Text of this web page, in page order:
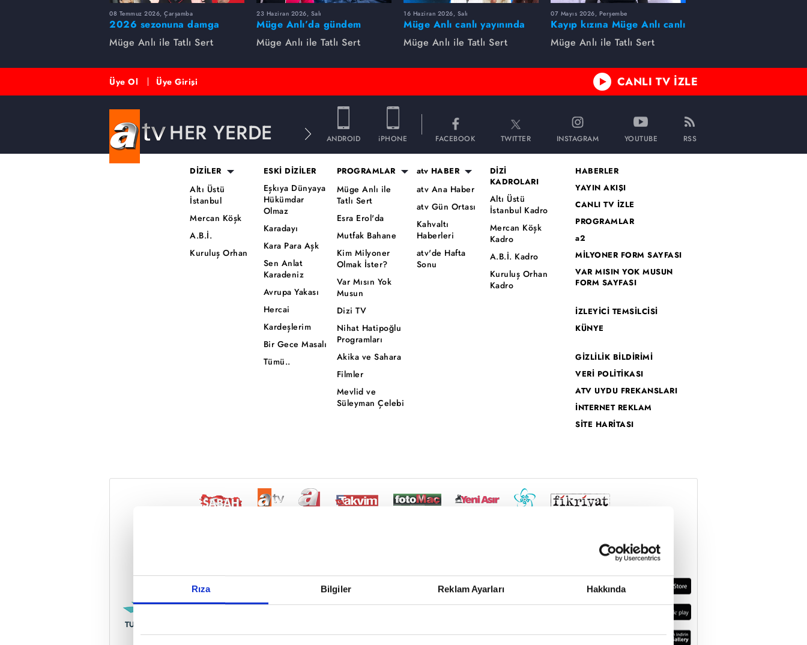
Rıza Bilgiler Reklam Ayarları Hakkında
Reddet
08 Temmuz 2026, Çarşamba
2026 sezonuna damga
vuran 5 Müge Anlı
dosyası...
Müge Anlı ile Tatlı Sert
23 Haziran 2026, Salı
Müge Anlı’da gündem
sarsıldı! Kayıp dosyaları ve
aile ihanetleri herkesi şoke
Müge Anlı ile Tatlı Sert
16 Haziran 2026, Salı
Müge Anlı canlı yayınında
dikkat çeken gelişmeler
yaşandı. Kayıp,
Müge Anlı ile Tatlı Sert
07 Mayıs 2026, Perşembe
Kayıp kızına Müge Anlı canlı
yayında kavuştu
Müge Anlı ile Tatlı Sert
Üye Ol Üye Girişi CANLI TV İZLE
HER YERDE ANDROID iPHONE FACEBOOK TWITTER INSTAGRAM YOUTUBE RSS
DİZİLER
Altı Üstü
İstanbul
Mercan Köşk
A.B.İ.
Kuruluş Orhan
ESKİ DİZİLER
Eşkıya Dünyaya
Hükümdar
Olmaz
Karadayı
Kara Para Aşk
Sen Anlat
Karadeniz
Avrupa Yakası
Hercai
Kardeşlerim
Bir Gece Masalı
Tümü..
PROGRAMLAR
Müge Anlı ile
Tatlı Sert
Esra Erol'da
Mutfak Bahane
Kim Milyoner
Olmak İster?
Var Mısın Yok
Musun
Dizi TV
Nihat Hatipoğlu
Programları
Akika ve Sahara
Filmler
Mevlid ve
Süleyman Çelebi
atv HABER
atv Ana Haber
atv Gün Ortası
Kahvaltı
Haberleri
atv'de Hafta
Sonu
DİZİ
KADROLARI
Altı Üstü
İstanbul Kadro
Mercan Köşk
Kadro
A.B.İ. Kadro
Kuruluş Orhan
Kadro
HABERLER
YAYIN AKIŞI
CANLI TV İZLE
PROGRAMLAR
a2
MİLYONER FORM SAYFASI
VAR MISIN YOK MUSUN
FORM SAYFASI
İZLEYİCİ TEMSİLCİSİ
KÜNYE
GİZLİLİK BİLDİRİMİ
VERİ POLİTİKASI
ATV UYDU FREKANSLARI
İNTERNET REKLAM
SİTE HARİTASI